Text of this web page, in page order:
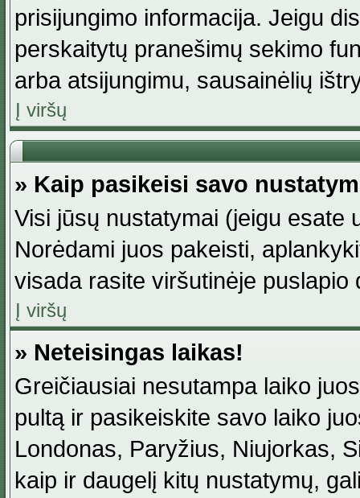
prisijungimo informacija. Jeigu
perskaitytų pranešimų sekimo
arba atsijungimu, sausainėlių
Į viršų
» Kaip pasikeisi savo
Visi jūsų nustatymai (jeigu esate
Norėdami juos pakeisti,
visada rasite viršutinėje
Į viršų
» Neteisingas laikas!
Greičiausiai nesutampa laiko
pultą ir pasikeiskite savo laiko
Londonas, Paryžius, Niujorkas,
kaip ir daugelį kitų nustatymų,